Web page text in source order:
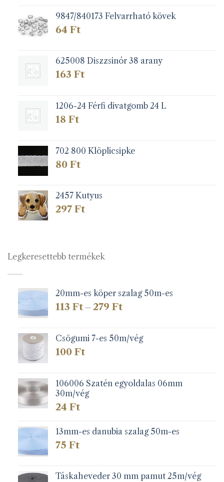
9847/840173 Felvarrható kövek
64 Ft
625008 Diszzsinór 38 arany
163 Ft
1206-24 Férfi divatgomb 24 L
18 Ft
702 800 Klöplicsipke
80 Ft
2457 Kutyus
297 Ft
Legkeresettebb termékek
20mm-es köper szalag 50m-es
113 Ft – 279 FtÁrtartomány:
279 Ft
Csögumi 7-es 50m/vég
100 Ft
106006 Szatén egyoldalas 06mm
30m/vég
24 Ft
13mm-es danubia szalag 50m-es
75 Ft
Táskaheveder 30 mm pamut 25m/vég